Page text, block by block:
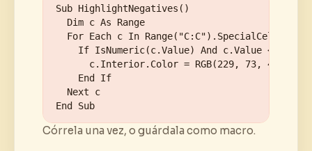
Sub HighlightNegatives()
  Dim c As Range
For Each c In
    If IsNumeric(c.Value) And c.Value < 0 Then
      c.Interior.Color = RGB(229, 73, 45)
    End If
  Next c
End Sub
Córrela una vez, o guárdala como macro.